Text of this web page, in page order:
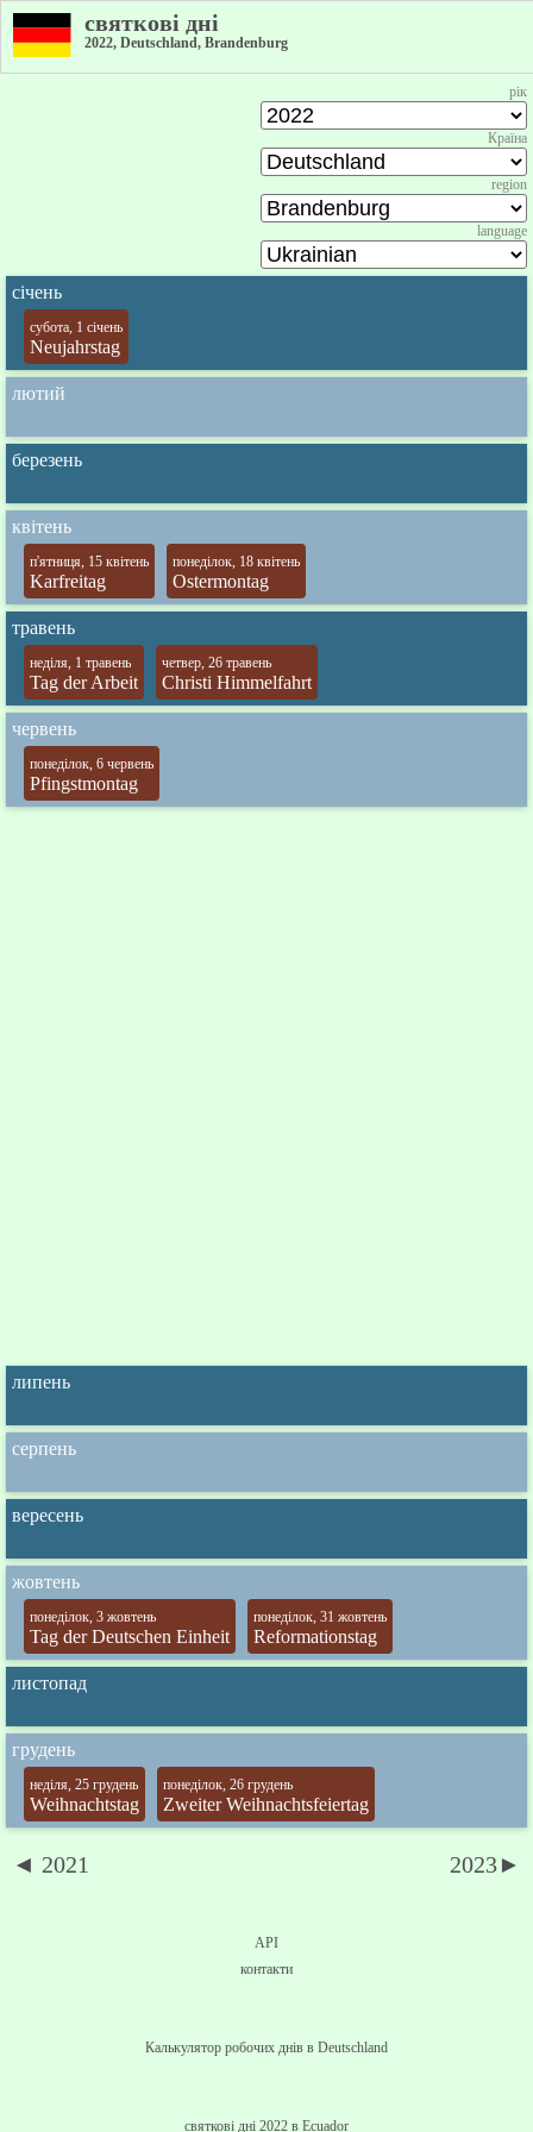
святкові дні
2022, Deutschland, Brandenburg
рік
Країна
region
language
січень
субота, 1 січень
Neujahrstag
лютий
березень
квітень
п'ятниця, 15 квітень
Karfreitag
понеділок, 18 квітень
Ostermontag
травень
неділя, 1 травень
Tag der Arbeit
четвер, 26 травень
Christi Himmelfahrt
червень
понеділок, 6 червень
Pfingstmontag
липень
серпень
вересень
жовтень
понеділок, 3 жовтень
Tag der Deutschen Einheit
понеділок, 31 жовтень
Reformationstag
листопад
грудень
неділя, 25 грудень
Weihnachtstag
понеділок, 26 грудень
Zweiter Weihnachtsfeiertag
◄ 2021 2023►
API
контакти
Калькулятор робочих днів в Deutschland
святкові дні 2022 в Ecuador